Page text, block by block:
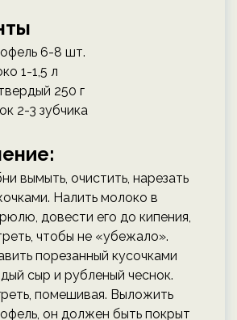
6-8 шт.
1-1,5 л
250 г
2-3 зубчика
вымыть, очистить, нарезать
Налить молоко в
довести его до кипения,
чтобы не «убежало».
порезанный кусочками
сыр и рубленый чеснок.
помешивая. Выложить
он должен быть покрыт